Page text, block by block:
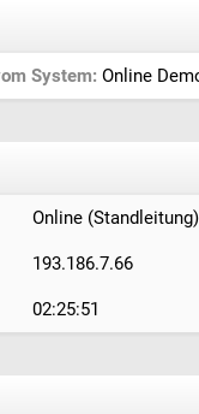
System: Online
Online (Standleitung)
193.186.7.66
02:25:51